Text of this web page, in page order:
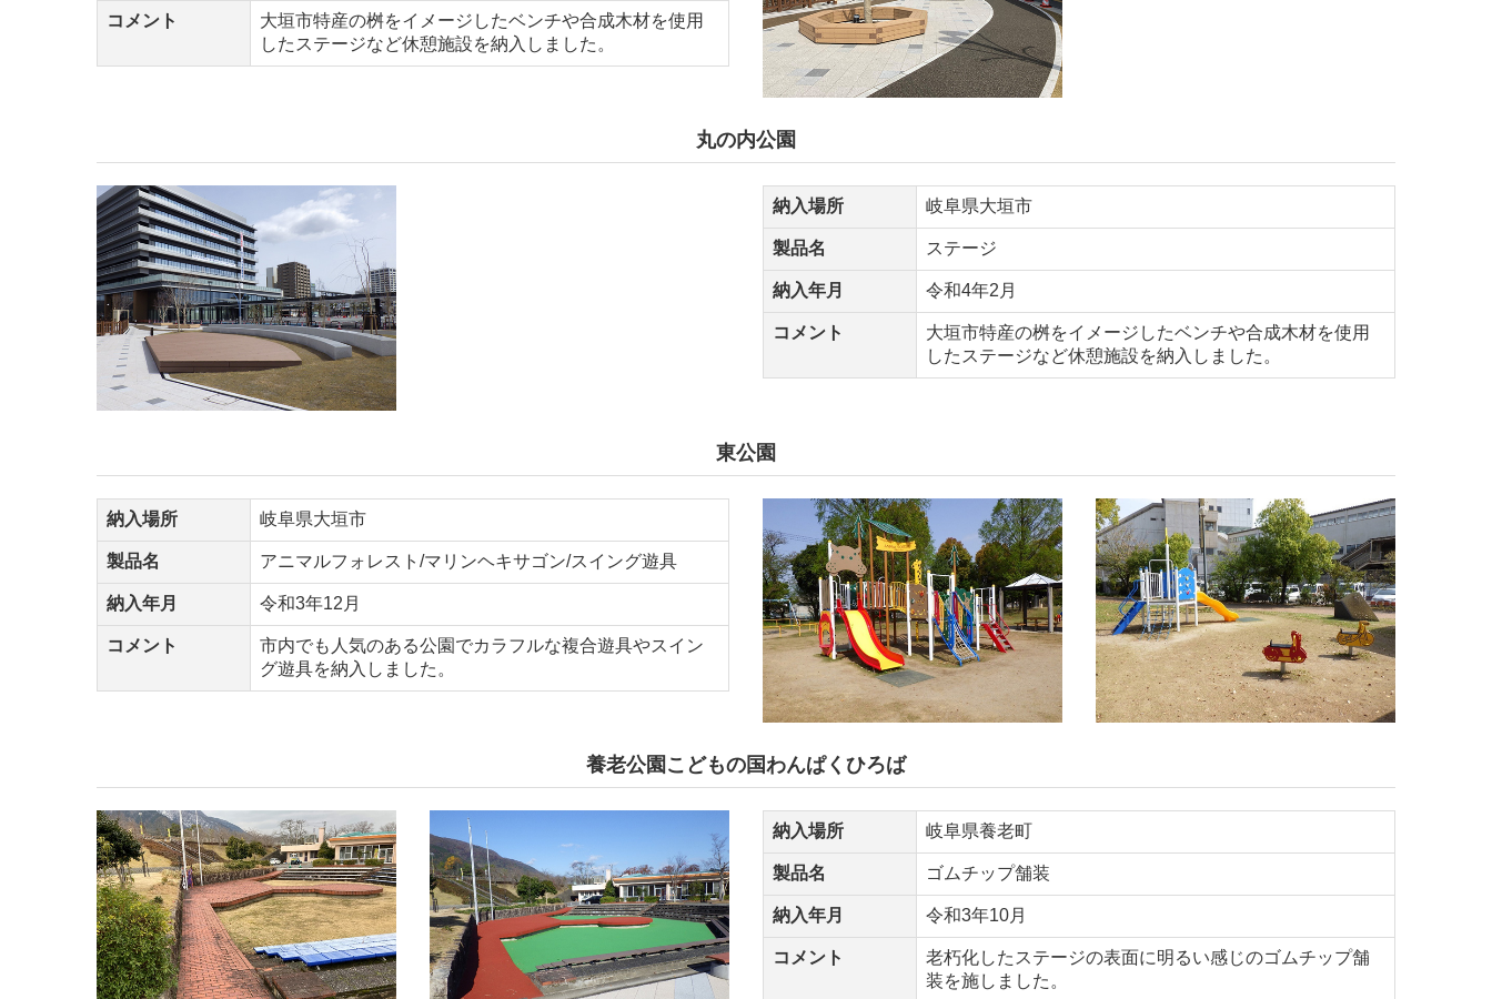
コメント
大垣市特産の桝をイメージしたベンチや合成木材を使用
したステージなど休憩施設を納入しました。
丸の内公園
納入場所 岐阜県大垣市
製品名 ステージ
納入年月 令和4年2月
コメント
大垣市特産の桝をイメージしたベンチや合成木材を使用
したステージなど休憩施設を納入しました。
東公園
納入場所 岐阜県大垣市
製品名 アニマルフォレスト/マリンヘキサゴン/スイング遊具
納入年月 令和3年12月
コメント
市内でも人気のある公園でカラフルな複合遊具やスイン
グ遊具を納入しました。
養老公園こどもの国わんぱくひろば
納入場所 岐阜県養老町
製品名 ゴムチップ舗装
納入年月 令和3年10月
コメント
老朽化したステージの表面に明るい感じのゴムチップ舗
装を施しました。